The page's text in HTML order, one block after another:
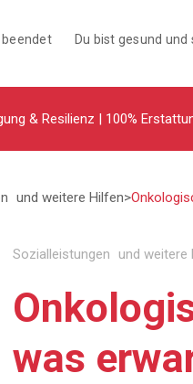
Du bist gesund
& Resilienz | 100%
und weitere Hilfen>
Sozialleistungen und weitere
was